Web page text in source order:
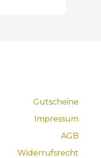
Gutscheine
Impressum
AGB
Widerrufsrecht